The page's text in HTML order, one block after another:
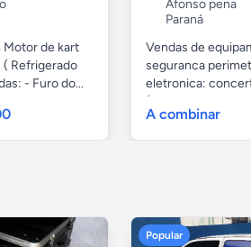
Motor de kart
( Refrigerado
- Furo do...
Afonso pena
Paraná
Vendas de
seguranca
eletronica:
(cerca...
A combinar
Popular